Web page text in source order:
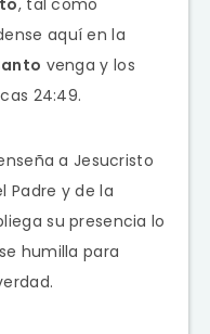
aquí en la
venga y los
24:49.
a Jesucristo
Padre y de la
su presencia lo
humilla para